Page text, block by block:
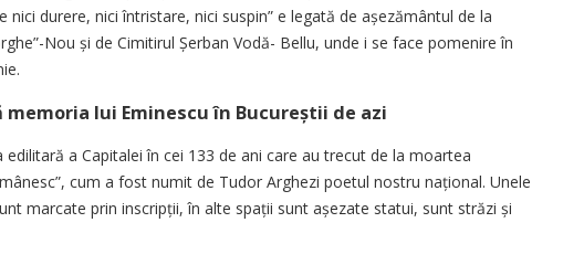
nici durere, nici întristare, nici suspin” e legată de așezământul de la
Nou și de Cimitirul Șerban Vodă- Bellu, unde i se face pomenire în
lui Eminescu în Bucureștii de azi
a Capitalei în cei 133 de ani care au trecut de la moartea
cum a fost numit de Tudor Arghezi poetul nostru național. Unele
marcate prin inscripții, în alte spații sunt așezate statui, sunt străzi și